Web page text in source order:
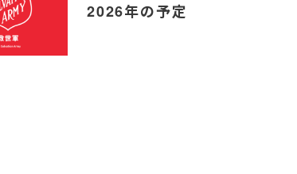
2026年の予定